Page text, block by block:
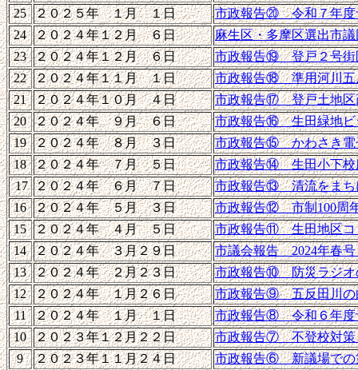
25
２０２５年 １月 １日
市政報告⑳ 令和７年度
24
２０２４年１２月 ６日
麻生区・多摩区選出市
23
２０２４年１２月 ６日
市政報告⑲ 登戸２号街
22
２０２４年１１月 １日
市政報告⑱ 準用河川五
21
２０２４年１０月 ４日
市政報告⑰ 登戸土地区
20
２０２４年 ９月 ６日
市政報告⑯ 生田緑地ビ
19
２０２４年 ８月 ３日
市政報告⑮ かわさき電
18
２０２４年 ７月 ５日
市政報告⑭ 生田小下校
17 ２０２４年 ６月 ７日
市政報告⑬ 清流をまち
16
２０２４年 ５月 ３日
市政報告⑫ 市制100周
15
２０２４年 ４月 ５日
市政報告⑪ 生田地区コ
14
２０２４年 ３月２９日
市議会報告 2024年春
13
２０２４年 ２月２３日
市政報告⑩ 防災ラジオ
12
２０２４年 １月２６日
市政報告⑨ 五反田川の
11
２０２４年 １月 １日
市政報告⑧ 令和６年度
10
２０２３年１２月２２日
市政報告⑦ 不登校対策
9
２０２３年１１月２４日
市政報告⑥ 新議場での